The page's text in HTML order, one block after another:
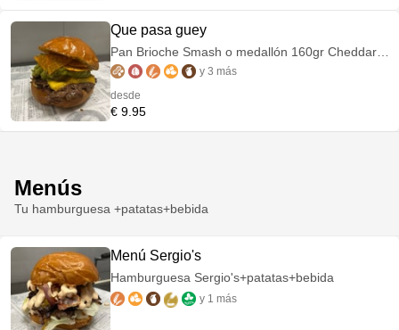
Que pasa guey
Pan Brioche Smash o medallón 160gr Cheddar,
jalapeños, guacamole y nachos
y 3 más
desde
€ 9.95
Menús
Tu hamburguesa +patatas+bebida
Menú Sergio's
Hamburguesa Sergio's+patatas+bebida
y 1 más